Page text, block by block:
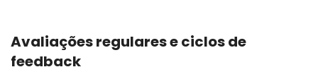
Avaliações regulares e ciclos de
feedback